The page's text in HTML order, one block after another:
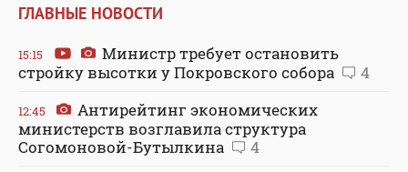
ГЛАВНЫЕ НОВОСТИ
15:15
Министр требует остановить
стройку высотки у Покровского собора
4
12:45
Антирейтинг экономических
министерств возглавила структура
Согомоновой-Бутылкина
4